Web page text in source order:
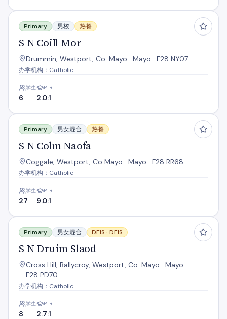
S N Coill Mor
Primary 男校 热餐
S N Coill Mor
Drummin, Westport, Co. Mayo · Mayo · F28 NY07
办学机构：Catholic
学生
6
PTR
2.0:1
S N Colm Naofa
Primary 男女混合 热餐
S N Colm Naofa
Coggale, Westport, Co Mayo · Mayo · F28 RR68
办学机构：Catholic
学生
27
PTR
9.0:1
S N Druim Slaod
Primary 男女混合 DEIS · DEIS
S N Druim Slaod
Cross Hill, Ballycroy, Westport, Co. Mayo · Mayo ·
F28 PD70
办学机构：Catholic
学生
8
PTR
2.7:1